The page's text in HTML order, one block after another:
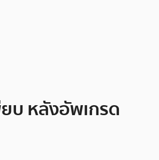
บ หลังอัพเกรด